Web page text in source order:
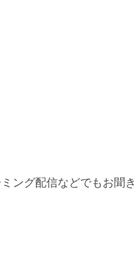
ング配信などでもお聞